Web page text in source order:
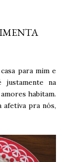
para mim e
justamente na
habitam.
afetiva pra nós,